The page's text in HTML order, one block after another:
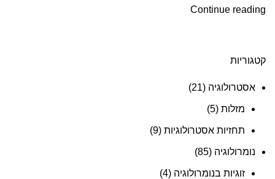
Continue reading
קטגוריות
אסטרולוגיה (21)
מזלות (5)
תחזיות אסטרולוגיות (9)
נומרולוגיה (85)
זוגיות בנומרולוגיה (4)